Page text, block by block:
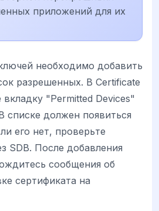
приложений для их
необходимо добавить
разрешенных. В Certificate
"Permitted Devices"
списке должен появиться
его нет, проверьте
SDB. После добавления
сообщения об
сертификата на